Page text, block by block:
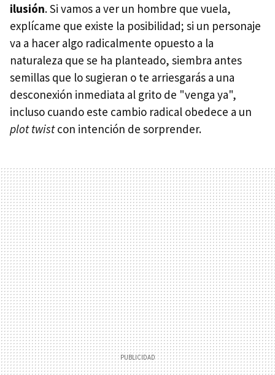
ilusión. Si vamos a ver un hombre que vuela,
explícame que existe la posibilidad; si un personaje
va a hacer algo radicalmente opuesto a la
naturaleza que se ha planteado, siembra antes
semillas que lo sugieran o te arriesgarás a una
desconexión inmediata al grito de "venga ya",
incluso cuando este cambio radical obedece a un
plot twistcon intención de sorprender.